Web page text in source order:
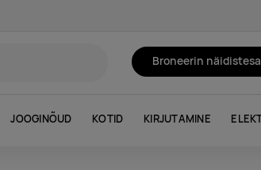
Broneerin
JOOGINÕUD KOTID KIRJUTAMINE